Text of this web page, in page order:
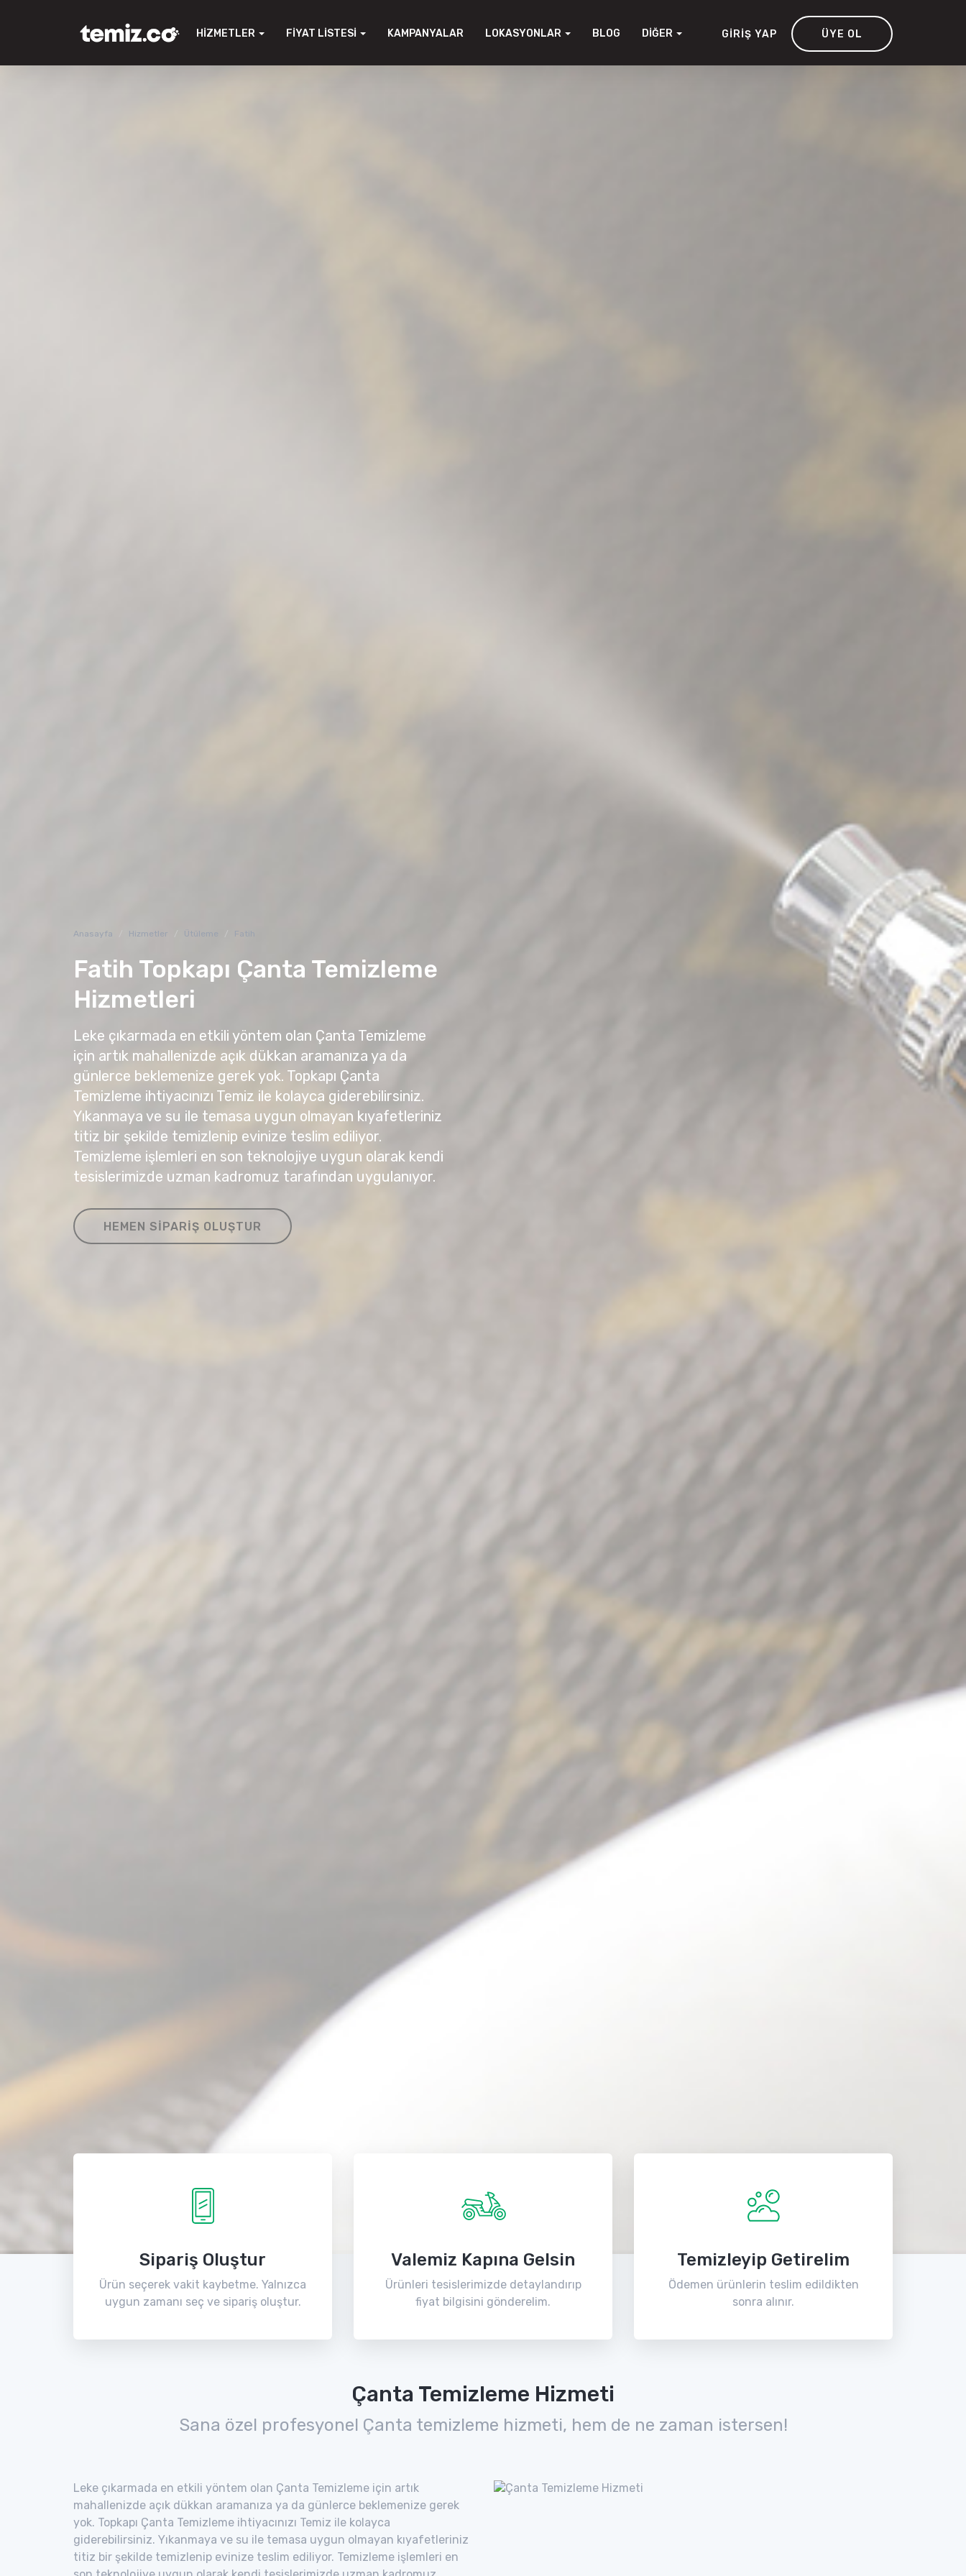
HIZMETLER FIYAT LISTESI KAMPANYALAR LOKASYONLAR BLOG DIĞER GIRIŞ YAP ÜYE OL
Anasayfa Hizmetler Ütüleme Fatih
Fatih Topkapı Çanta Temizleme
Hizmetleri
Leke çıkarmada en etkili yöntem olan Çanta Temizleme
için artık mahallenizde açık dükkan aramanıza ya da
günlerce beklemenize gerek yok. Topkapı Çanta
Temizleme ihtiyacınızı Temiz ile kolayca giderebilirsiniz.
Yıkanmaya ve su ile temasa uygun olmayan kıyafetleriniz
titiz bir şekilde temizlenip evinize teslim ediliyor.
Temizleme işlemleri en son teknolojiye uygun olarak kendi
tesislerimizde uzman kadromuz tarafından uygulanıyor.
HEMEN SIPARIŞ OLUŞTUR
Sipariş Oluştur
Ürün seçerek vakit kaybetme. Yalnızca
uygun zamanı seç ve sipariş oluştur.
Valemiz Kapına Gelsin
Ürünleri tesislerimizde detaylandırıp
fiyat bilgisini gönderelim.
Temizleyip Getirelim
Ödemen ürünlerin teslim edildikten
sonra alınır.
Çanta Temizleme Hizmeti
Sana özel profesyonel Çanta temizleme hizmeti, hem de ne zaman istersen!
Leke çıkarmada en etkili yöntem olan Çanta Temizleme için artık
mahallenizde açık dükkan aramanıza ya da günlerce beklemenize gerek
yok. Topkapı Çanta Temizleme ihtiyacınızı Temiz ile kolayca
giderebilirsiniz. Yıkanmaya ve su ile temasa uygun olmayan kıyafetleriniz
titiz bir şekilde temizlenip evinize teslim ediliyor. Temizleme işlemleri en